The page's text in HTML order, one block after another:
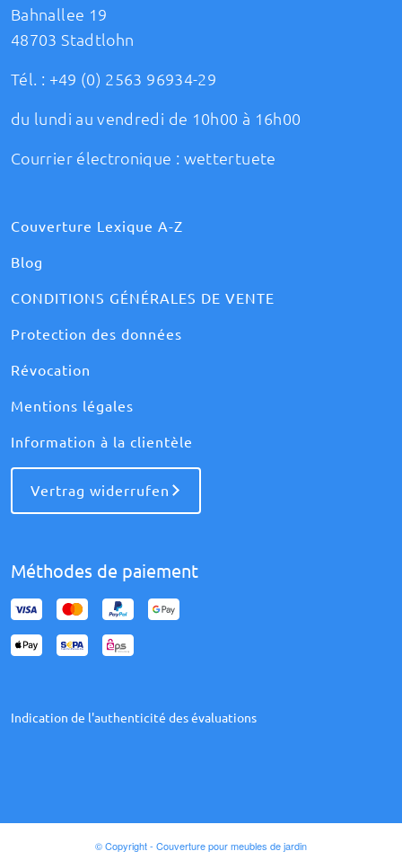
Bahnallee 19
48703 Stadtlohn
Tél. : +49 (0) 2563 96934-29
du lundi au vendredi de 10h00 à 16h00
Courrier électronique : wettertuete
Couverture Lexique A-Z
Blog
CONDITIONS GÉNÉRALES DE VENTE
Protection des données
Révocation
Mentions légales
Information à la clientèle
Vertrag widerrufen
Méthodes de paiement
Indication de l'authenticité des évaluations
© Copyright - Couverture pour meubles de jardin